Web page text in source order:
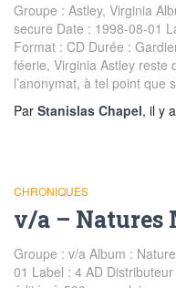
Groupe : Astley, Virginia
secure Date : 1998-08-01
Format : CD Durée :
féerie, Virginia Astley reste
l’anonymat, à tel point que
Par Stanislas Chapel, il y a
CHRONIQUES
v/a – Natures
Groupe : v/a Album :
01 Label : 4 AD